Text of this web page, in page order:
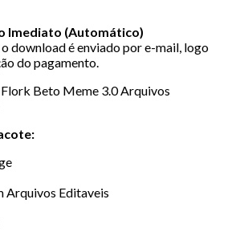
Imediato (Automático)
download é enviado por e-mail, logo
do pagamento.
Beto Meme 3.0 Arquivos
Arquivos Editaveis